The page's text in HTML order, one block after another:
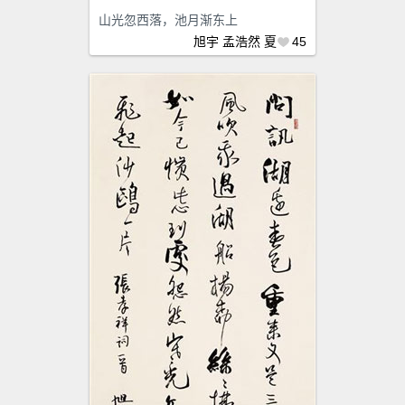
山光忽西落，池月渐东上
旭宇 孟浩然 夏 45